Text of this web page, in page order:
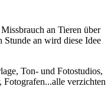
an Tieren über
Stunde an wird diese Idee
Ton- und Fotostudios,
Fotografen...alle verzichten